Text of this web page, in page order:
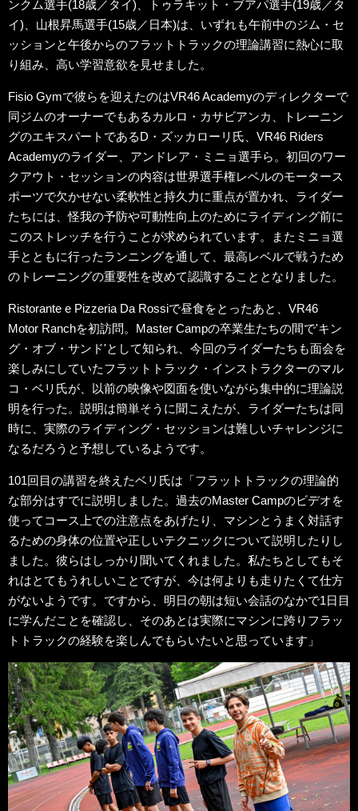
ンクム選手(18歳／タイ)、トゥラキット・ブアパ選手(19歳／タ
イ)、山根昇馬選手(15歳／日本)は、いずれも午前中のジム・セ
ッションと午後からのフラットトラックの理論講習に熱心に取
り組み、高い学習意欲を見せました。
Fisio Gymで彼らを迎えたのはVR46 Academyのディレクターで
同ジムのオーナーでもあるカルロ・カサビアンカ、トレーニン
グのエキスパートであるD・ズッカローリ氏、VR46 Riders
Academyのライダー、アンドレア・ミニョ選手ら。初回のワー
クアウト・セッションの内容は世界選手権レベルのモータース
ポーツで欠かせない柔軟性と持久力に重点が置かれ、ライダー
たちには、怪我の予防や可動性向上のためにライディング前に
このストレッチを行うことが求められています。またミニョ選
手とともに行ったランニングを通して、最高レベルで戦うため
のトレーニングの重要性を改めて認識することとなりました。
Ristorante e Pizzeria Da Rossiで昼食をとったあと、VR46
Motor Ranchを初訪問。Master Campの卒業生たちの間で'キン
グ・オブ・サンド'として知られ、今回のライダーたちも面会を
楽しみにしていたフラットトラック・インストラクターのマル
コ・ベリ氏が、以前の映像や図面を使いながら集中的に理論説
明を行った。説明は簡単そうに聞こえたが、ライダーたちは同
時に、実際のライディング・セッションは難しいチャレンジに
なるだろうと予想しているようです。
101回目の講習を終えたベリ氏は「フラットトラックの理論的
な部分はすでに説明しました。過去のMaster Campのビデオを
使ってコース上での注意点をあげたり、マシンとうまく対話す
るための身体の位置や正しいテクニックについて説明したりし
ました。彼らはしっかり聞いてくれました。私たちとしてもそ
れはとてもうれしいことですが、今は何よりも走りたくて仕方
がないようです。ですから、明日の朝は短い会話のなかで1日目
に学んだことを確認し、そのあとは実際にマシンに跨りフラッ
トトラックの経験を楽しんでもらいたいと思っています」